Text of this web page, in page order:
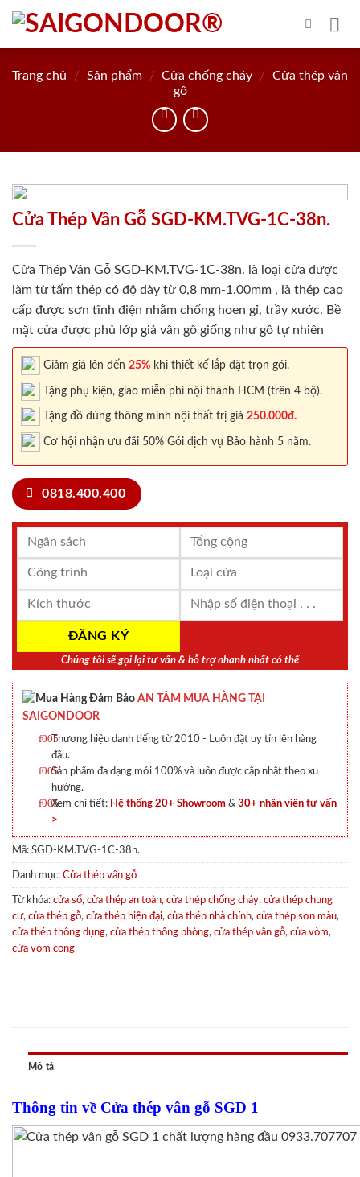
Skip
content
Trang chủ / Sản phẩm / Cửa chống cháy /
Cửa thép vân
gỗ
Cửa Thép Vân Gỗ SGD-KM.TVG-1C-38n.
Cửa Thép Vân Gỗ SGD-KM.TVG-1C-38n. là loại cửa được
làm từ tấm thép có độ dày từ 0,8 mm-1.00mm , là thép cao
cấp được sơn tĩnh điện nhằm chống hoen gỉ, trầy xước. Bề
mặt cửa được phủ lớp giả vân gỗ giống như gỗ tự nhiên
Giảm giá lên đến 25% khi thiết kế lắp đặt trọn gói.
Tặng phụ kiện, giao miễn phí nội thành HCM (trên 4 bộ).
Tặng đồ dùng thông minh nội thất trị giá 250.000đ.
Cơ hội nhận ưu đãi 50% Gói dịch vụ Bảo hành 5 năm.
0818.400.400
Chúng tôi sẽ gọi lại tư vấn & hỗ trợ nhanh nhất có thể
AN TÂM MUA HÀNG TẠI
SAIGONDOOR
Thương hiệu danh tiếng từ 2010 - Luôn đặt uy tín lên hàng
đầu.
Sản phẩm đa dạng mới 100% và luôn được cập nhật theo xu
hướng.
Xem chi tiết: Hệ thống 20+ Showroom & 30+ nhân viên tư vấn
>
Mã: SGD-KM.TVG-1C-38n.
Danh mục: Cửa thép vân gỗ
Từ khóa: cửa sổ, cửa thép an toàn, cửa thép chống cháy, cửa thép chung
cư, cửa thép gỗ, cửa thép hiện đại, cửa thép nhà chính, cửa thép sơn màu,
cửa thép thông dụng, cửa thép thông phòng, cửa thép vân gỗ, cửa vòm,
cửa vòm cong
Mô tả
Thông tin về Cửa thép vân gỗ SGD 1